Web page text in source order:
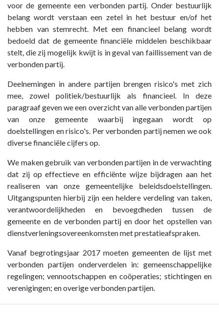
Paragraaf
Verbonden
partijen
voor de gemeente een verbonden partij. Onder bestuurlijk
belang wordt verstaan een zetel in het bestuur en/of het
hebben van stemrecht. Met een financieel belang wordt
bedoeld dat de gemeente financiële middelen beschikbaar
stelt, die zij mogelijk kwijt is in geval van faillissement van de
verbonden partij.
Deelnemingen in andere partijen brengen risico's met zich
mee, zowel politiek/bestuurlijk als financieel. In deze
paragraaf geven we een overzicht van alle verbonden partijen
van onze gemeente waarbij ingegaan wordt op
doelstellingen en risico's. Per verbonden partij nemen we ook
diverse financiële cijfers op.
We maken gebruik van verbonden partijen in de verwachting
dat zij op effectieve en efficiënte wijze bijdragen aan het
realiseren van onze gemeentelijke beleidsdoelstellingen.
Uitgangspunten hierbij zijn een heldere verdeling van taken,
verantwoordelijkheden en bevoegdheden tussen de
gemeente en de verbonden partij en door het opstellen van
dienstverleningsovereenkomsten met prestatieafspraken.
Vanaf begrotingsjaar 2017 moeten gemeenten de lijst met
verbonden partijen onderverdelen in: gemeenschappelijke
regelingen; vennootschappen en coöperaties; stichtingen en
verenigingen; en overige verbonden partijen.